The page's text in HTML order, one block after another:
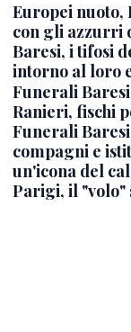
Europei
con gli azzurri
Baresi, i tifosi
intorno al loro
Funerali
Ranieri, fischi
Funerali
compagni e
un'icona del
Parigi, il "volo"